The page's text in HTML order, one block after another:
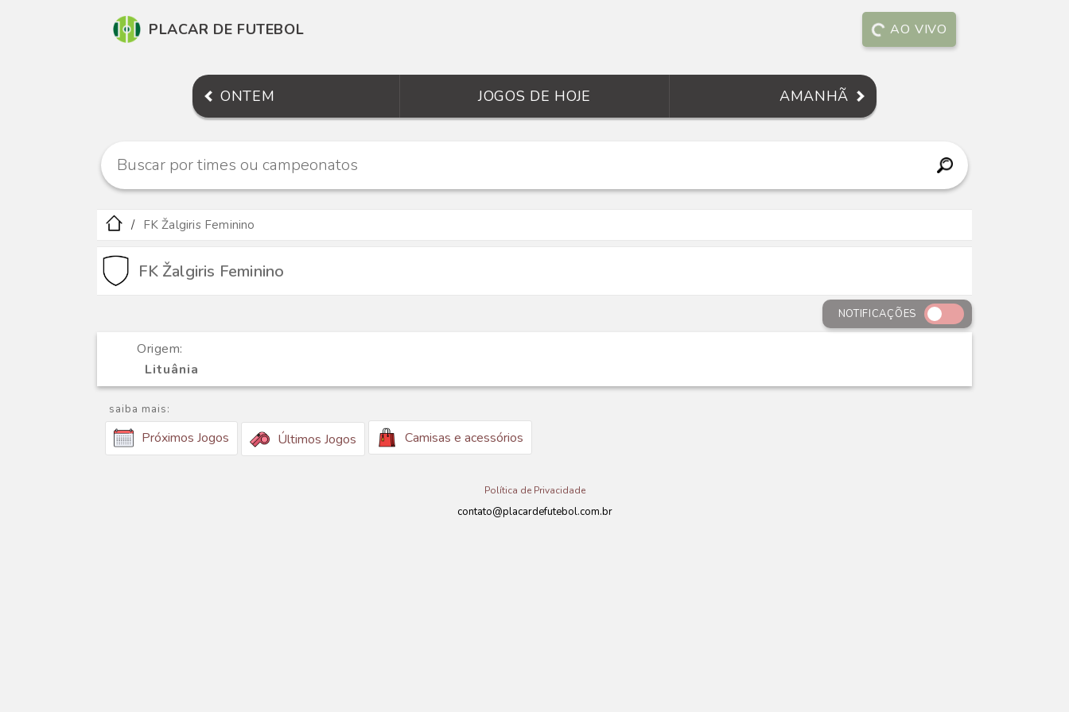
PLACAR DE FUTEBOL AO VIVO
ONTEM JOGOS DE HOJE AMANHÃ
FK Žalgiris Feminino
FK Žalgiris Feminino
NOTIFICAÇÕES
Origem:
Lituânia
saiba mais:
Próximos Jogos Últimos Jogos Camisas e acessórios
Política de Privacidade
contato@placardefutebol.com.br